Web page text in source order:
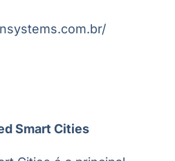
Smart Cities